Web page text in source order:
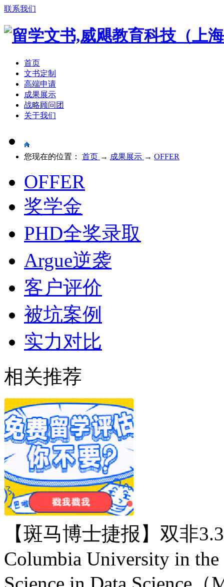
联系我们
首页
文书定制
高端申请
成果展示
战略顾问团
关于我们
您现在的位置： 首页 → 成果展示 → OFFER
OFFER
奖学金
PHD全奖录取
Argue逆袭
客户评价
被坑案例
实力对比
相关推荐
【斑马博士捷报】双非
Columbia University in